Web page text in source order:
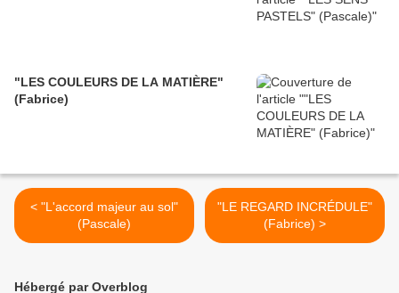
"LES COULEURS DE LA MATIÈRE"
(Fabrice)
< "L'accord majeur au sol"
(Pascale)
"LE REGARD INCRÉDULE"
(Fabrice) >
Hébergé par Overblog